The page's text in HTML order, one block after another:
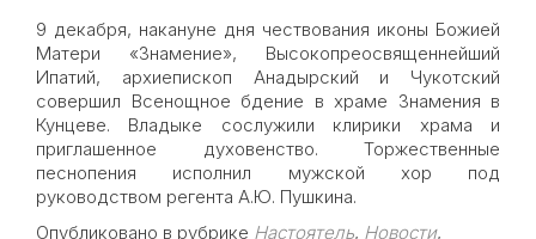
9 декабря, накануне дня чествования иконы Божией
Матери «Знамение», Высокопреосвященнейший
Ипатий, архиепископ Анадырский и Чукотский
совершил Всенощное бдение в храме Знамения в
Кунцеве. Владыке сослужили клирики храма и
приглашенное духовенство. Торжественные
песнопения исполнил мужской хор под
руководством регента А.Ю. Пушкина.
Опубликовано в рубрике Настоятель, Новости,